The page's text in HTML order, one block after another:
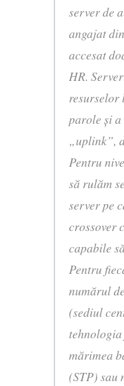
server de
angajat
accesat
HR.
resurselor
parole şi a
„uplink”,
Pentru
să rulăm
server pe
crossover
capabile
Pentru
numărul
(sediul
mărimea
(STP) sau